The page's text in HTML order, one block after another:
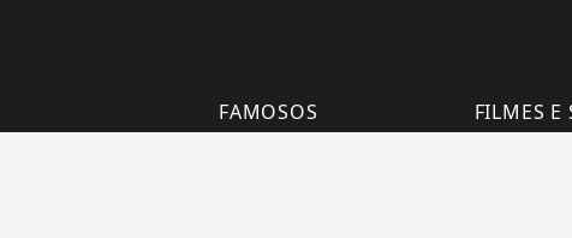
FAMOSOS FILMES E